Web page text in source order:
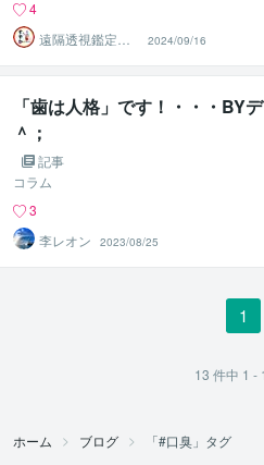
4
遠隔透視鑑定
師・すずか✡
2024/09/16
「歯は人格」です！・・・BY
＾；
記事
コラム
3
李レオン
2023/08/25
1
13 件中 1 -
ホーム ブログ 「#口臭」タグ